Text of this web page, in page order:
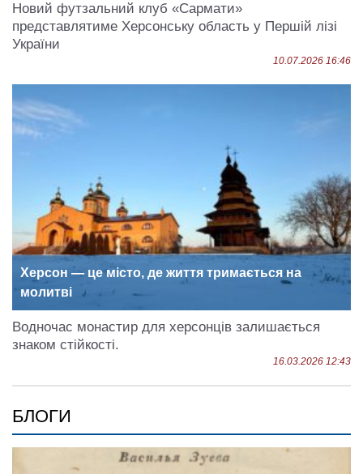
Новий футзальний клуб «Сармати»
представлятиме Херсонську область у Першій лізі
України
10.07.2026 16:46
Херсон — це місто, де життя тримається на
молитві
Водночас монастир для херсонців залишається
знаком стійкості.
16.03.2026 12:43
БЛОГИ